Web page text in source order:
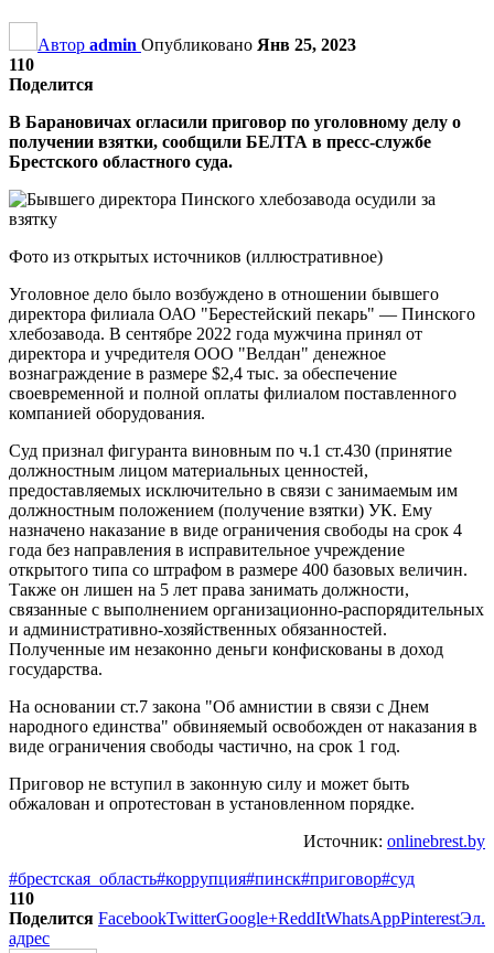
Автор admin Опубликовано Янв 25, 2023
110
Поделится
В Барановичах огласили приговор по уголовному делу о
получении взятки, сообщили БЕЛТА в пресс-службе
Брестского областного суда.
Фото из открытых источников (иллюстративное)
Уголовное дело было возбуждено в отношении бывшего
директора филиала ОАО "Берестейский пекарь" — Пинского
хлебозавода. В сентябре 2022 года мужчина принял от
директора и учредителя ООО "Велдан" денежное
вознаграждение в размере $2,4 тыс. за обеспечение
своевременной и полной оплаты филиалом поставленного
компанией оборудования.
Суд признал фигуранта виновным по ч.1 ст.430 (принятие
должностным лицом материальных ценностей,
предоставляемых исключительно в связи с занимаемым им
должностным положением (получение взятки) УК. Ему
назначено наказание в виде ограничения свободы на срок 4
года без направления в исправительное учреждение
открытого типа со штрафом в размере 400 базовых величин.
Также он лишен на 5 лет права занимать должности,
связанные с выполнением организационно-распорядительных
и административно-хозяйственных обязанностей.
Полученные им незаконно деньги конфискованы в доход
государства.
На основании ст.7 закона "Об амнистии в связи с Днем
народного единства" обвиняемый освобожден от наказания в
виде ограничения свободы частично, на срок 1 год.
Приговор не вступил в законную силу и может быть
обжалован и опротестован в установленном порядке.
Источник: onlinebrest.by
#брестская_область#коррупция#пинск#приговор#суд
110
Поделится FacebookTwitterGoogle+ReddItWhatsAppPinterestЭл.
адрес